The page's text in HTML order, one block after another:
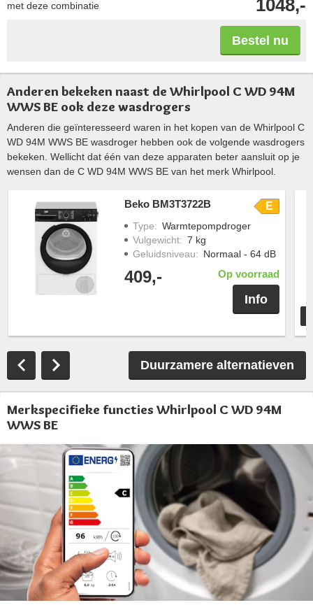
met deze combinatie 1048,-
Bestel nu
Anderen bekeken naast de Whirlpool C WD 94M
WWS BE ook deze wasdrogers
Anderen die geïnteresseerd waren in het kopen van de Whirlpool C
WD 94M WWS BE wasdroger hebben ook de volgende wasdrogers
bekeken. Wellicht dat één van deze apparaten beter aansluit op je
wensen dan de C WD 94M WWS BE van het merk Whirlpool.
Beko BM3T3722B E
Type: Warmtepompdroger
Vulgewicht: 7 kg
Geluidsniveau: Normaal - 64 dB
409,- Op voorraad
Info
Duurzamere alternatieven
Merkspecifieke functies Whirlpool C WD 94M
WWS BE